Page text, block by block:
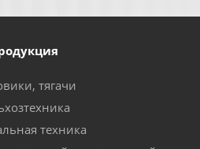
тягачи
техника